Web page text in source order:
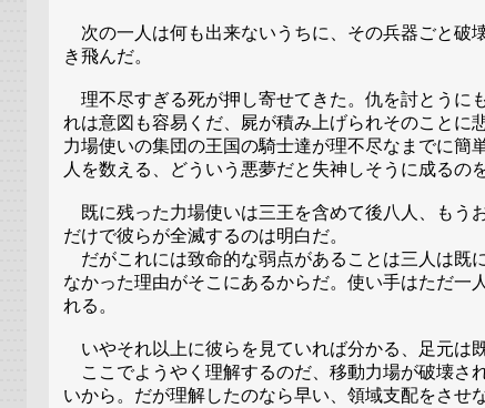
次の一人は何も出来ないうちに、その兵器ごと破
き飛んだ。
理不尽すぎる死が押し寄せてきた。仇を討とうに
れは意図も容易くだ、屍が積み上げられそのことに
力場使いの集団の王国の騎士達が理不尽なまでに簡
人を数える、どういう悪夢だと失神しそうに成るの
既に残った力場使いは三王を含めて後八人、もう
だけで彼らが全滅するのは明白だ。
だがこれには致命的な弱点があることは三人は既
なかった理由がそこにあるからだ。使い手はただ一
れる。
いやそれ以上に彼らを見ていれば分かる、足元は
ここでようやく理解するのだ、移動力場が破壊さ
いから。だが理解したのなら早い、領域支配をさせ